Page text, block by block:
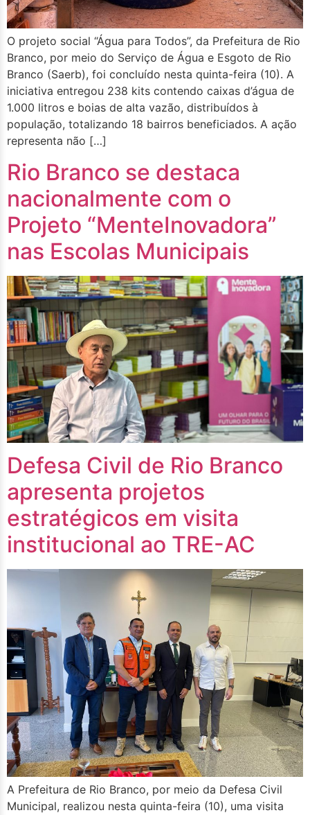
O projeto social “Água para Todos”, da Prefeitura de Rio
Branco, por meio do Serviço de Água e Esgoto de Rio
Branco (Saerb), foi concluído nesta quinta-feira (10). A
iniciativa entregou 238 kits contendo caixas d’água de
1.000 litros e boias de alta vazão, distribuídos à
população, totalizando 18 bairros beneficiados. A ação
representa não […]
Rio Branco se destaca
nacionalmente com o
Projeto “MenteInovadora”
nas Escolas Municipais
Defesa Civil de Rio Branco
apresenta projetos
estratégicos em visita
institucional ao TRE-AC
A Prefeitura de Rio Branco, por meio da Defesa Civil
Municipal, realizou nesta quinta-feira (10), uma visita